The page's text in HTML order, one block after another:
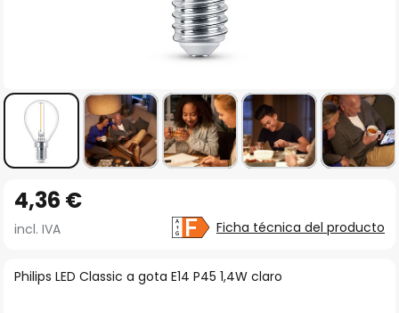
comienzo
laPhilips LED Classic a gota E14 P45 1,4W claro
4,36 €
incl. IVA Ficha técnica del producto